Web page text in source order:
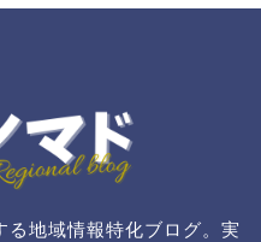
地域情報特化ブログ。実